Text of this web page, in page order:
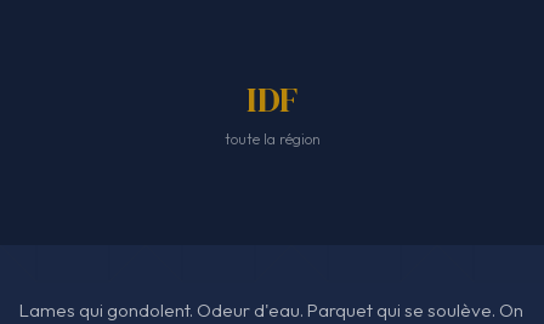
IDF
toute la région
Lames qui gondolent. Odeur d'eau. Parquet qui se soulève. On